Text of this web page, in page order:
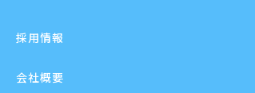
採用情報
会社概要